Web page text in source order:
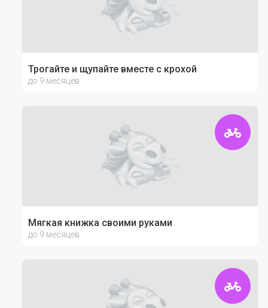
Трогайте и щупайте вместе с крохой
до 9 месяцев
Мягкая книжка своими руками
до 9 месяцев